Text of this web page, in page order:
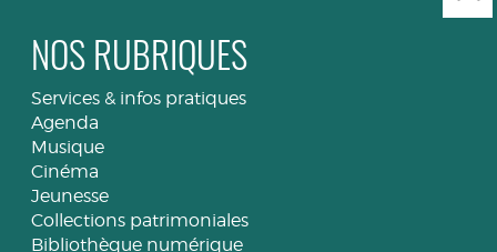
NOS RUBRIQUES
Services & infos pratiques
Agenda
Musique
Cinéma
Jeunesse
Collections patrimoniales
Bibliothèque numérique